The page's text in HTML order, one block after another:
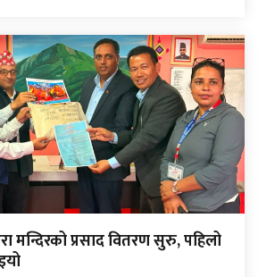
मन्दिरको प्रसाद वितरण सुरु, पहिलो